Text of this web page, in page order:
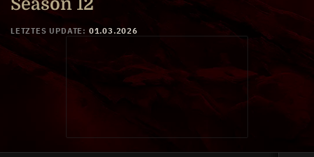
Season 12
LETZTES UPDATE: 01.03.2026